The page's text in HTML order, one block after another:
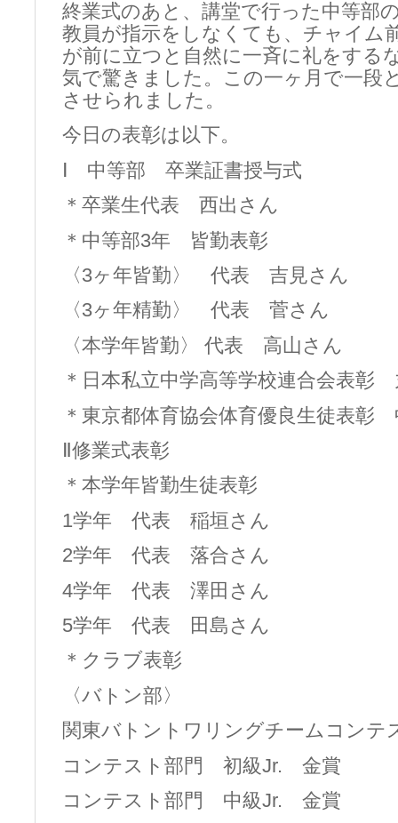
終業式のあと、講堂で行った中等部
教員が指示をしなくても、チャイム
が前に立つと自然に一斉に礼をする
気で驚きました。この一ヶ月で一段
させられました。
今日の表彰は以下。
Ⅰ 中等部 卒業証書授与式
＊卒業生代表 西出さん
＊中等部3年 皆勤表彰
〈3ヶ年皆勤〉 代表 吉見さん
〈3ヶ年精勤〉 代表 菅さん
〈本学年皆勤〉 代表 高山さん
＊日本私立中学高等学校連合会表彰
＊東京都体育協会体育優良生徒表彰
Ⅱ修業式表彰
＊本学年皆勤生徒表彰
1学年 代表 稲垣さん
2学年 代表 落合さん
4学年 代表 澤田さん
5学年 代表 田島さん
＊クラブ表彰
〈バトン部〉
関東バトントワリングチームコンテ
コンテスト部門 初級Jr. 金賞
コンテスト部門 中級Jr. 金賞